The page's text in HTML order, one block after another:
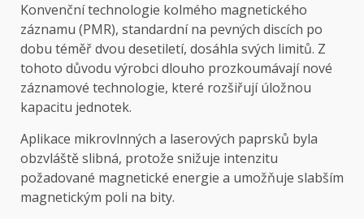
Konvenční technologie kolmého magnetického
záznamu (PMR), standardní na pevných discích po
dobu téměř dvou desetiletí, dosáhla svých limitů. Z
tohoto důvodu výrobci dlouho prozkoumávají nové
záznamové technologie, které rozšiřují úložnou
kapacitu jednotek.
Aplikace mikrovlnných a laserových paprsků byla
obzvláště slibná, protože snižuje intenzitu
požadované magnetické energie a umožňuje slabším
magnetickým poli na bity.